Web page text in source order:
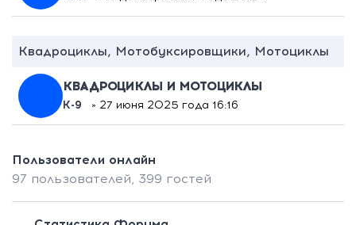
Квадроциклы, Мотобуксировщики, Мотоциклы
КВАДРОЦИКЛЫ И МОТОЦИКЛЫ
К-9 » 27 июня 2025 года 16:16
Пользователи онлайн
97 пользователей, 399 гостей